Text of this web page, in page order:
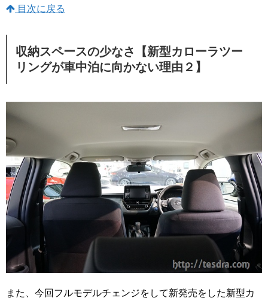
目次に戻る
収納スペースの少なさ【新型カローラツー
リングが車中泊に向かない理由２】
また、今回フルモデルチェンジをして新発売をした新型カ